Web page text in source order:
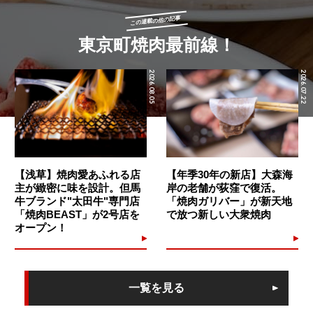
この連載の他の記事
東京町焼肉最前線！
2026.08.05
【浅草】焼肉愛あふれる店
主が緻密に味を設計。但馬
牛ブランド"太田牛"専門店
「焼肉BEAST」が2号店を
オープン！
2026.07.22
【年季30年の新店】大森海
岸の老舗が荻窪で復活。
「焼肉ガリバー」が新天地
で放つ新しい大衆焼肉
一覧を見る